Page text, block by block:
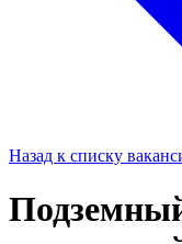
Назад к списку